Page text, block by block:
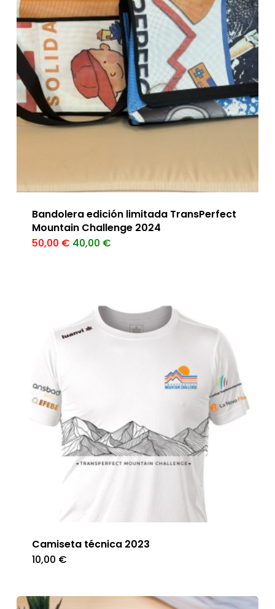
Las
opciones
se
pueden
elegir
en
la
producto
Bandolera edición limitada TransPerfect
Mountain Challenge 2024
50,00€ El
precio
40,00 €El
Camiseta técnica 2023
10,00 €
tiene